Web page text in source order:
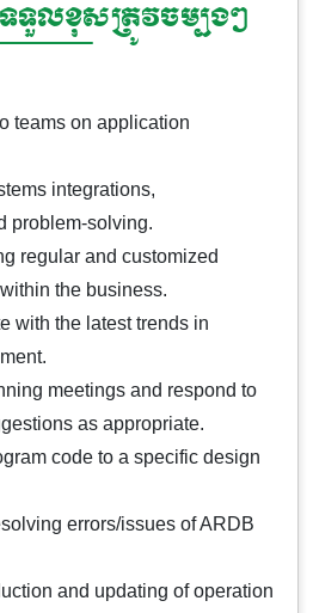
ទទួលខុសត្រូវចម្បងៗ
teams on application
integrations,
problem-solving.
regular and customized
the business.
with the latest trends in
meetings and respond to
as appropriate.
code to a specific design
errors/issues of ARDB
and updating of operation